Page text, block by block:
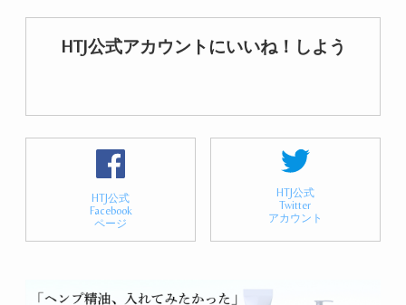
HTJ公式アカウントにいいね！しよう
HTJ公式
Facebook
ページ
HTJ公式
Twitter
アカウント